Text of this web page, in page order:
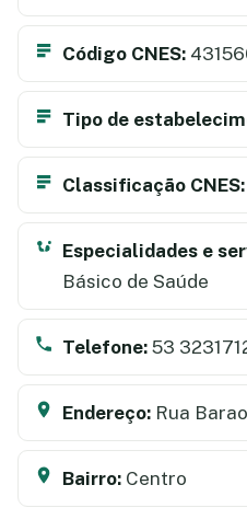
Código CNES:
Tipo de
Classificação CNES:
Especialidades e
Básico de Saúde
Telefone: 53
Endereço: Rua
Bairro: Centro